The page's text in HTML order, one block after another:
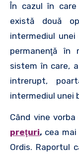
În cazul în
există două
intermediul
permanenţă în
sistem în care,
intrerupt,
intermediul unei
Când vine vorba
preţuri, cea
Ordis. Raportul